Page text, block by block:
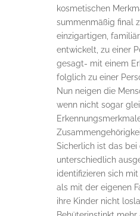
kosmetischen
summenmäßig final
einzigartigen,
entwickelt, zu einer
gesagt- mit einem
folglich zu einer
Nun neigen die
wenn nicht sogar
Sicherlich ist das bei
unterschiedlich
identifizieren sich
als mit der eigenen
ihre Kinder nicht